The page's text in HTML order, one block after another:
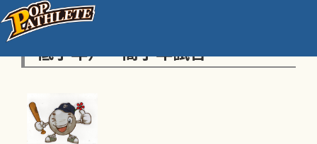
連盟春季大会開会式（高学年・
低学年）・高学年試合